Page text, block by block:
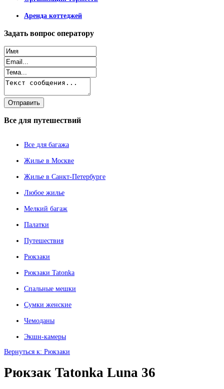
Аренда коттеджей
Задать вопрос оператору
Все для путешествий
Все для багажа
Жилье в Москве
Жилье в Санкт-Петербурге
Любое жилье
Мелкий багаж
Палатки
Путешествия
Рюкзаки
Рюкзаки Tatonka
Спальные мешки
Сумки женские
Чемоданы
Экшн-камеры
Вернуться к: Рюкзаки
Рюкзак Tatonka Luna 36